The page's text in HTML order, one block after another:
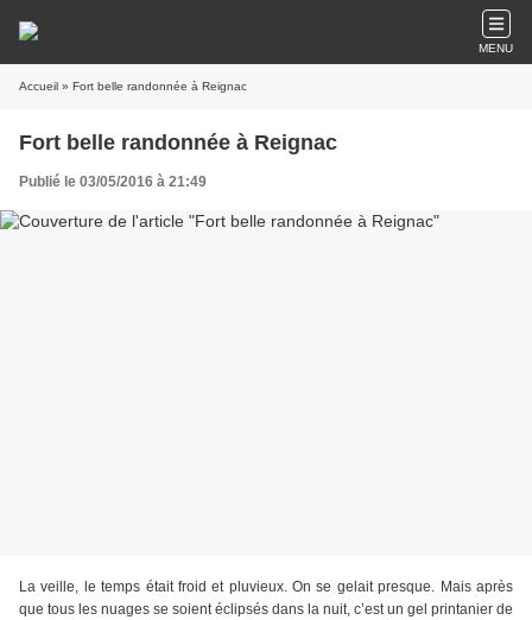
MENU
Accueil » Fort belle randonnée à Reignac
Fort belle randonnée à Reignac
Publié le 03/05/2016 à 21:49
La veille, le temps était froid et pluvieux. On se gelait presque. Mais après
que tous les nuages se soient éclipsés dans la nuit, c’est un gel printanier de